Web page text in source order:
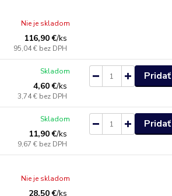
116,90 €/ks
95,04 € bez DPH
Nie je skladom
4,60 €/ks
3,74 € bez DPH
Skladom
11,90 €/ks
9,67 € bez DPH
Skladom
28,50 €/ks
Nie je skladom